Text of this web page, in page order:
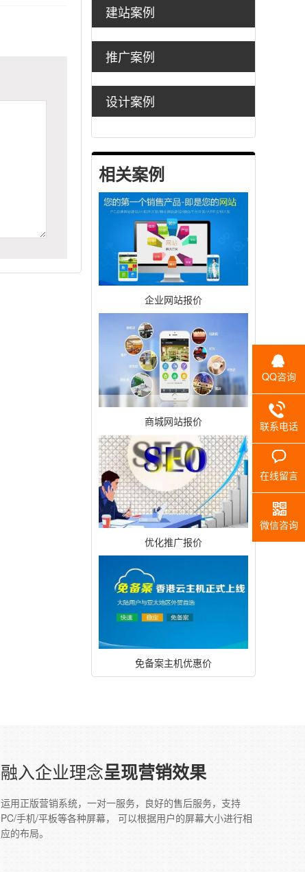
建站案例
推广案例
设计案例
相关案例
企业网站报价
商城网站报价
优化推广报价
免备案主机优惠价
融入企业理念呈现营销效果
运用正版营销系统，一对一服务，良好的售后服务，支持
PC/手机/平板等各种屏幕， 可以根据用户的屏幕大小进行相
应的布局。
QQ咨询
联系电话
在线留言
微信咨询